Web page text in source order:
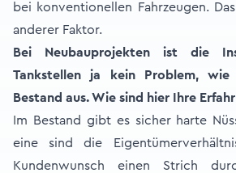
bei konventionellen Fahrzeugen.
anderer Faktor.
Bei Neubauprojekten ist die
Tankstellen ja kein Problem,
Bestand aus. Wie sind hier Ihre
Im Bestand gibt es sicher harte
eine sind die
Kundenwunsch einen Strich